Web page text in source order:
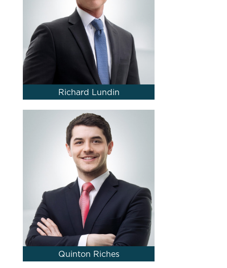
Richard Lundin
Quinton Riches